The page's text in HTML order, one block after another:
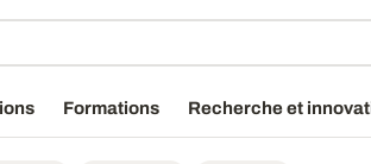
Formations Recherche et